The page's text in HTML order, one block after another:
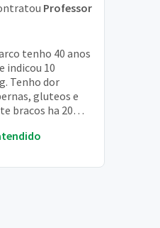
Professor
tenho 40 anos
indicou 10
Tenho dor
gluteos e
bracos ha 20
...